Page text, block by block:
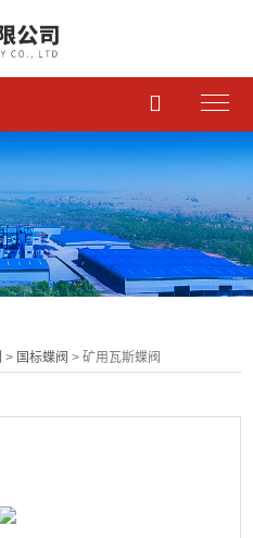

> 国标蝶阀 > 矿用瓦斯蝶阀